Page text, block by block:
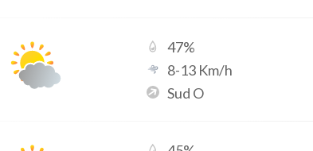
47%
8-13 Km/h
Sud O